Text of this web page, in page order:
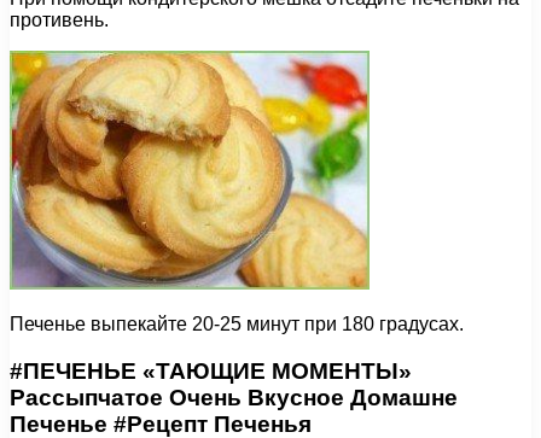
противень.
Печенье выпекайте 20-25 минут при 180 градусах.
#ПЕЧЕНЬЕ «ТАЮЩИЕ МОМЕНТЫ»
Рассыпчатое Очень Вкусное Домашне
Печенье #Рецепт Печенья